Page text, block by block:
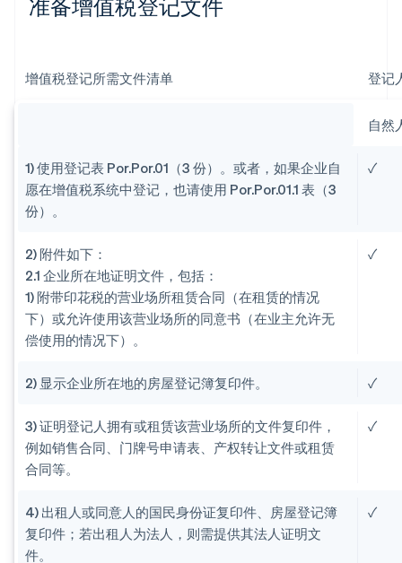
准备增值税登记文件
增值税登记所需文件清单 登记
自然
1) 使用登记表 Por.Por.01（3 份）。或者，如果企业自
愿在增值税系统中登记，也请使用 Por.Por.01.1 表（3
份）。
✓
2) 附件如下：
2.1 企业所在地证明文件，包括：
1) 附带印花税的营业场所租赁合同（在租赁的情况
下）或允许使用该营业场所的同意书（在业主允许无
偿使用的情况下）。
✓
2) 显示企业所在地的房屋登记簿复印件。 ✓
3) 证明登记人拥有或租赁该营业场所的文件复印件，
例如销售合同、门牌号申请表、产权转让文件或租赁
合同等。
✓
4) 出租人或同意人的国民身份证复印件、房屋登记簿
复印件；若出租人为法人，则需提供其法人证明文
件。
✓